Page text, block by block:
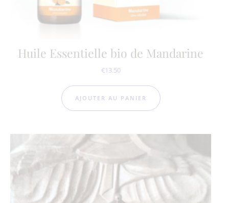
Huile Essentielle bio de Mandarine
€13.50
AJOUTER AU PANIER